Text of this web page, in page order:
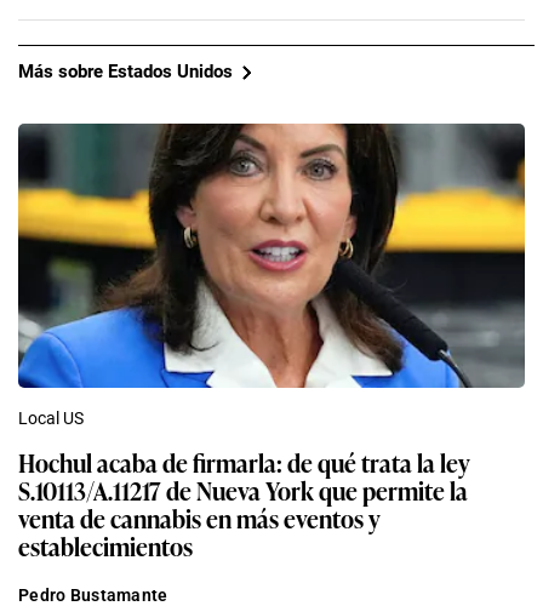
Más sobre Estados Unidos
Local US
Hochul acaba de firmarla: de qué trata la ley
S.10113/A.11217 de Nueva York que permite la
venta de cannabis en más eventos y
establecimientos
Pedro Bustamante